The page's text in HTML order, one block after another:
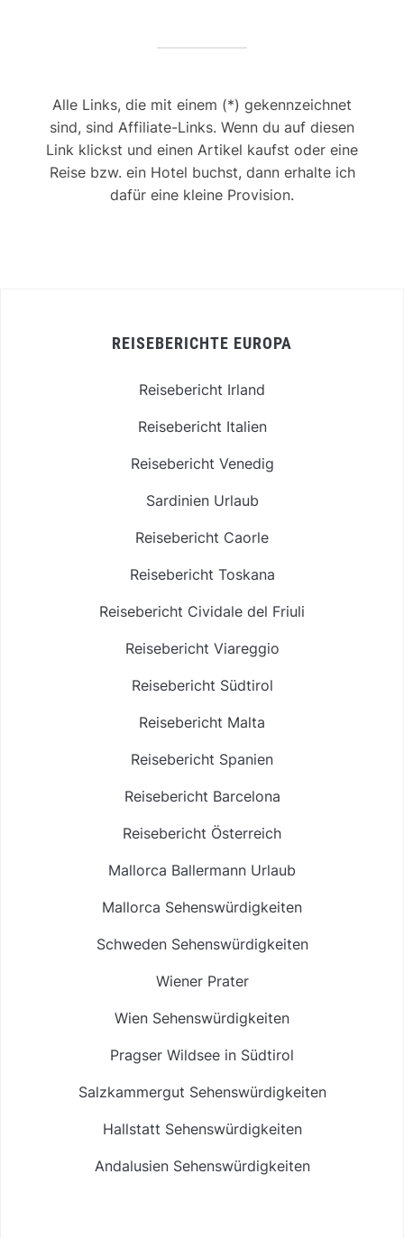
Alle Links, die mit einem (*) gekennzeichnet
sind, sind Affiliate-Links. Wenn du auf diesen
Link klickst und einen Artikel kaufst oder eine
Reise bzw. ein Hotel buchst, dann erhalte ich
dafür eine kleine Provision.
REISEBERICHTE EUROPA
Reisebericht Irland
Reisebericht Italien
Reisebericht Venedig
Sardinien Urlaub
Reisebericht Caorle
Reisebericht Toskana
Reisebericht Cividale del Friuli
Reisebericht Viareggio
Reisebericht Südtirol
Reisebericht Malta
Reisebericht Spanien
Reisebericht Barcelona
Reisebericht Österreich
Mallorca Ballermann Urlaub
Mallorca Sehenswürdigkeiten
Schweden Sehenswürdigkeiten
Wiener Prater
Wien Sehenswürdigkeiten
Pragser Wildsee in Südtirol
Salzkammergut Sehenswürdigkeiten
Hallstatt Sehenswürdigkeiten
Andalusien Sehenswürdigkeiten